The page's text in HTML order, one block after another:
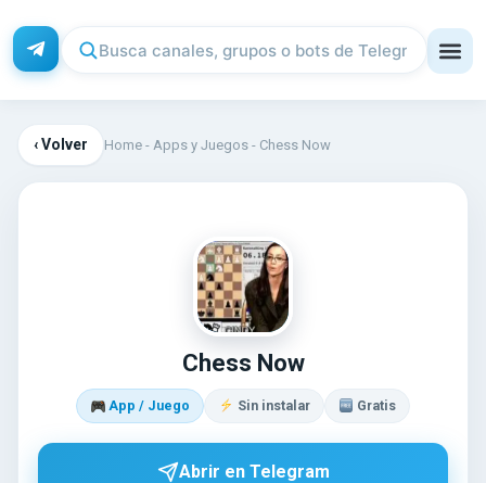
‹ Volver Home - Apps y Juegos - Chess Now
CH
Chess Now
App / Juego Sin instalar Gratis
Abrir en Telegram